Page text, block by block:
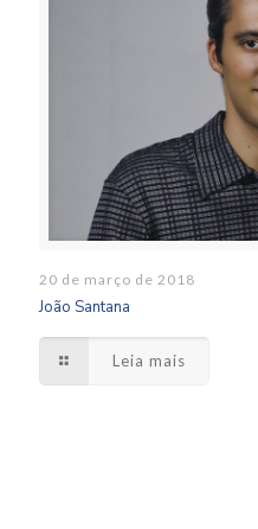
20 de março de 2018
João Santana
Leia mais